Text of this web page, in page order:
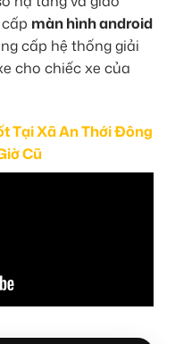
màn hình android
cấp hệ thống giải
cho chiếc xe của
Tại Xã An Thới Đông
Cũ